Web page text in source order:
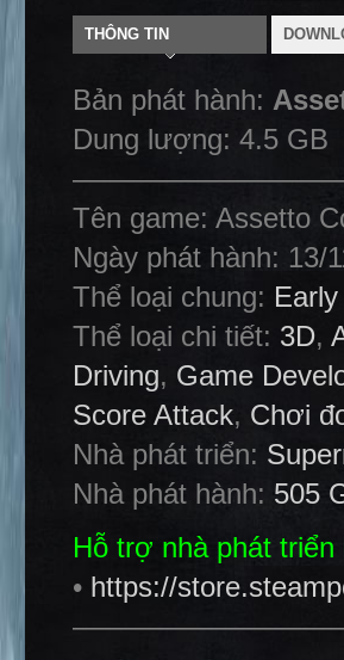
THÔNG TIN
Bản phát hành:
Dung lượng: 4.5 GB
Tên game: Assetto
Ngày phát hành: 13/
Thể loại chung:
Thể loại chi tiết: 3D,
Driving, Game
Score Attack, Chơi
Nhà phát triển:
Nhà phát hành: 505
Hỗ trợ nhà phát
• https://